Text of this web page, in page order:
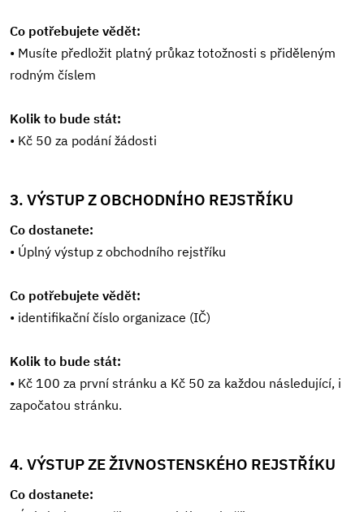
Co potřebujete vědět:
• Musíte předložit platný průkaz totožnosti s přiděleným
rodným číslem
Kolik to bude stát:
• Kč 50 za podání žádosti
3. VÝSTUP Z OBCHODNÍHO REJSTŘÍKU
Co dostanete:
• Úplný výstup z obchodního rejstříku
Co potřebujete vědět:
• identifikační číslo organizace (IČ)
Kolik to bude stát:
• Kč 100 za první stránku a Kč 50 za každou následující, i
započatou stránku.
4. VÝSTUP ZE ŽIVNOSTENSKÉHO REJSTŘÍKU
Co dostanete: